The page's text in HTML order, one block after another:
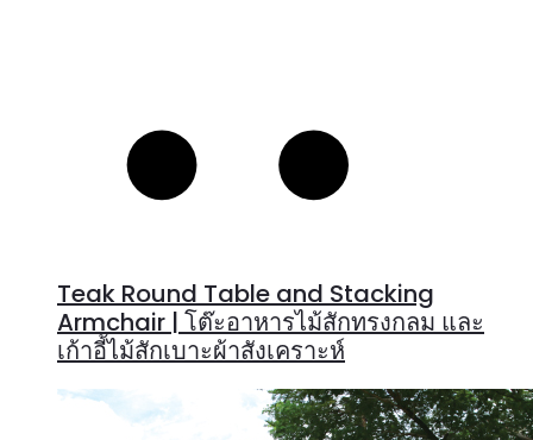
Teak Round Table and Stacking
Armchair | โต๊ะอาหารไม้สักทรงกลม และ
เก้าอี้ไม้สักเบาะผ้าสังเคราะห์